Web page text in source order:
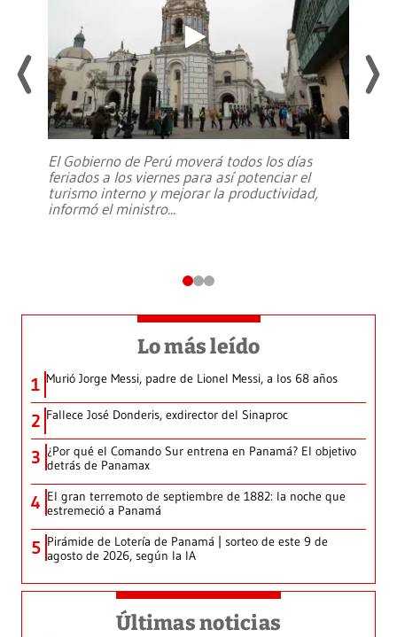
El Gobierno de Perú moverá todos los días
feriados a los viernes para así potenciar el
turismo interno y mejorar la productividad,
informó el ministro...
Lo más leído
1 Murió Jorge Messi, padre de Lionel Messi, a los 68 años
2 Fallece José Donderis, exdirector del Sinaproc
3 ¿Por qué el Comando Sur entrena en Panamá? El objetivo
detrás de Panamax
4 El gran terremoto de septiembre de 1882: la noche que
estremeció a Panamá
5 Pirámide de Lotería de Panamá | sorteo de este 9 de
agosto de 2026, según la IA
Últimas noticias